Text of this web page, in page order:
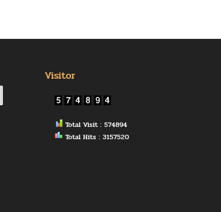
Visitor
Total Visit : 574894
Total Hits : 3157520